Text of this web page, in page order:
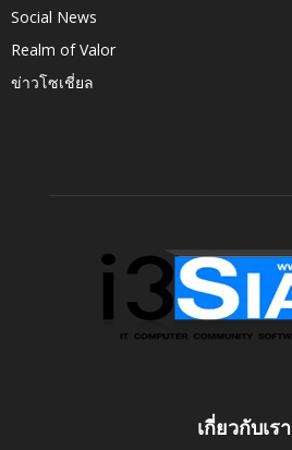
Social News
Realm of Valor
ข่าวโซเชี่ยล
เกี่ยวกับเรา